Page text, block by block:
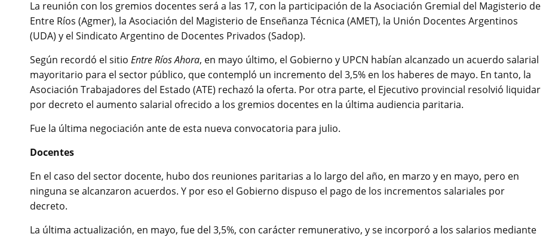
La reunión con los gremios docentes será a las 17, con la participación de la Asociación Gremial del Magisterio de
Entre Ríos (Agmer), la Asociación del Magisterio de Enseñanza Técnica (AMET), la Unión Docentes Argentinos
(UDA) y el Sindicato Argentino de Docentes Privados (Sadop).
Según recordó el sitio Entre Ríos Ahora, en mayo último, el Gobierno y UPCN habían alcanzado un acuerdo salarial
mayoritario para el sector público, que contempló un incremento del 3,5% en los haberes de mayo. En tanto, la
Asociación Trabajadores del Estado (ATE) rechazó la oferta. Por otra parte, el Ejecutivo provincial resolvió liquidar
por decreto el aumento salarial ofrecido a los gremios docentes en la última audiencia paritaria.
Fue la última negociación ante de esta nueva convocatoria para julio.
Docentes
En el caso del sector docente, hubo dos reuniones paritarias a lo largo del año, en marzo y en mayo, pero en
ninguna se alcanzaron acuerdos. Y por eso el Gobierno dispuso el pago de los incrementos salariales por
decreto.
La última actualización, en mayo, fue del 3,5%, con carácter remunerativo, y se incorporó a los salarios mediante